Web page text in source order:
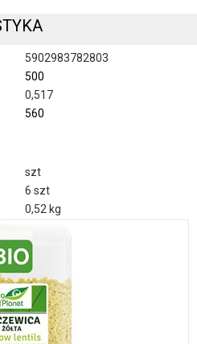
5902983782803
500
0,517
560
szt
6 szt
0,52 kg